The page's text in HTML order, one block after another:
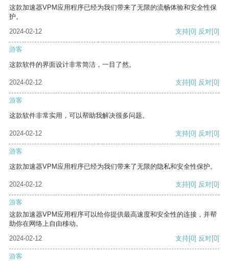
这款加速器VPM应用程序已经为我们带来了无限的流畅体验和安全性保
护。
2024-02-12
支持[0] 反对[0]
游客
这款软件的界面设计非常简洁，一目了然。
2024-02-12 支持[0] 反对[0]
游客
这款软件非常实用，可以帮助我解决很多问题。
2024-02-12 支持[0] 反对[0]
游客
这款加速器VPM应用程序已经为我们带来了无限的隐私和安全性保护。
2024-02-12 支持[0] 反对[0]
游客
这款加速器VPM应用程序可以给你提供最高速度和安全性的连接，并帮
助你在网络上自由移动。
2024-02-12
支持[0] 反对[0]
游客